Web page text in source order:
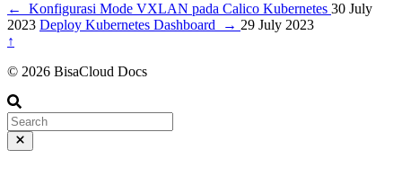
← Konfigurasi Mode VXLAN pada Calico Kubernetes 30 July
2023 Deploy Kubernetes Dashboard → 29 July 2023
↑
© 2026 BisaCloud Docs